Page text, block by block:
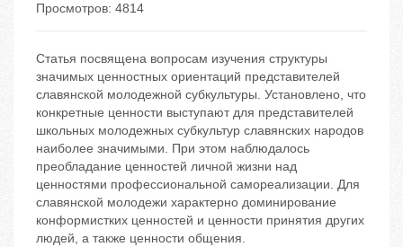
Просмотров: 4814
Статья посвящена вопросам изучения структуры
значимых ценностных ориентаций представителей
славянской молодежной субкультуры. Установлено, что
конкретные ценности выступают для представителей
школьных молодежных субкультур славянских народов
наиболее значимыми. При этом наблюдалось
преобладание ценностей личной жизни над
ценностями профессиональной самореализации. Для
славянской молодежи характерно доминирование
конформистких ценностей и ценности принятия других
людей, а также ценности общения.